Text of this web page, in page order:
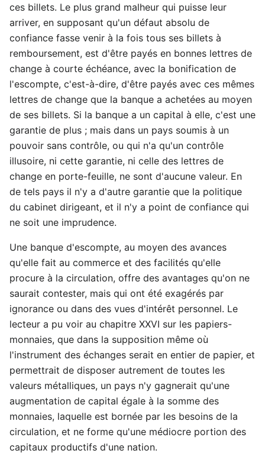
ces billets. Le plus grand malheur qui puisse leur
arriver, en supposant qu'un défaut absolu de
confiance fasse venir à la fois tous ses billets à
remboursement, est d'être payés en bonnes lettres de
change à courte échéance, avec la bonification de
l'escompte, c'est-à-dire, d'être payés avec ces mêmes
lettres de change que la banque a achetées au moyen
de ses billets. Si la banque a un capital à elle, c'est une
garantie de plus ; mais dans un pays soumis à un
pouvoir sans contrôle, ou qui n'a qu'un contrôle
illusoire, ni cette garantie, ni celle des lettres de
change en porte-feuille, ne sont d'aucune valeur. En
de tels pays il n'y a d'autre garantie que la politique
du cabinet dirigeant, et il n'y a point de confiance qui
ne soit une imprudence.
Une banque d'escompte, au moyen des avances
qu'elle fait au commerce et des facilités qu'elle
procure à la circulation, offre des avantages qu'on ne
saurait contester, mais qui ont été exagérés par
ignorance ou dans des vues d'intérêt personnel. Le
lecteur a pu voir au chapitre XXVI sur les papiers-
monnaies, que dans la supposition même où
l'instrument des échanges serait en entier de papier, et
permettrait de disposer autrement de toutes les
valeurs métalliques, un pays n'y gagnerait qu'une
augmentation de capital égale à la somme des
monnaies, laquelle est bornée par les besoins de la
circulation, et ne forme qu'une médiocre portion des
capitaux productifs d'une nation.